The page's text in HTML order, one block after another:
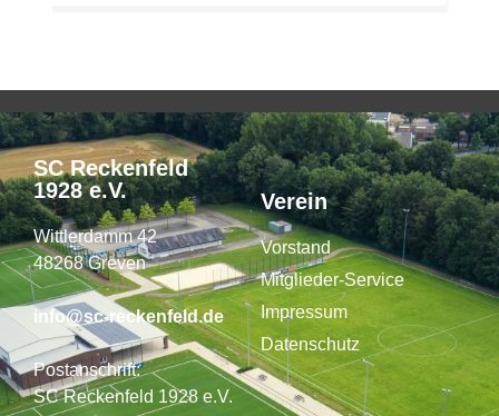
SC Reckenfeld
1928 e.V.
Wittlerdamm 42
48268 Greven
info@sc-reckenfeld.de
Postanschrift:
SC Reckenfeld 1928 e.V.
Verein
Vorstand
Mitglieder-Service
Impressum
Datenschutz